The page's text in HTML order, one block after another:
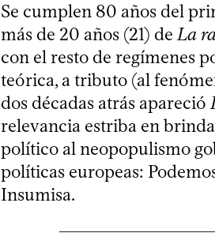
Se cumplen 80 años del
más de 20 años (21) deLa
con el resto de regímenes
teórica, a tributo (al
dos décadas atrás apareció
relevancia estriba en
político al neopopulismo
políticas europeas:
Insumisa.